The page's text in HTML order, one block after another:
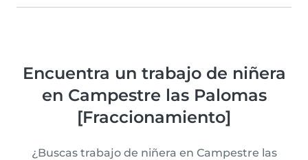
Encuentra un trabajo de niñera
en Campestre las Palomas
[Fraccionamiento]
¿Buscas trabajo de niñera en Campestre las